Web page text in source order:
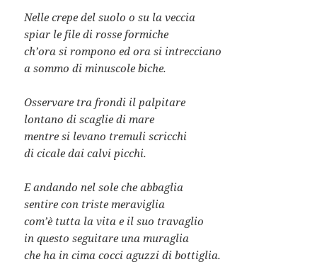
Nelle crepe del suolo o su la veccia
spiar le file di rosse formiche
ch’ora si rompono ed ora si intrecciano
a sommo di minuscole biche.
Osservare tra frondi il palpitare
lontano di scaglie di mare
mentre si levano tremuli scricchi
di cicale dai calvi picchi.
E andando nel sole che abbaglia
sentire con triste meraviglia
com’è tutta la vita e il suo travaglio
in questo seguitare una muraglia
che ha in cima cocci aguzzi di bottiglia.